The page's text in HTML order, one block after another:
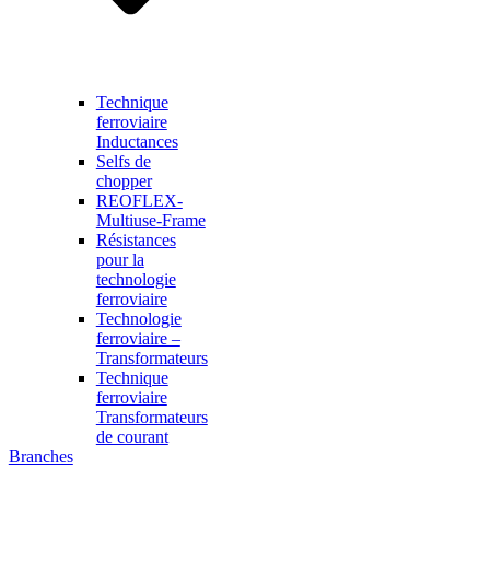
Technique
ferroviaire
Inductances
Selfs de
chopper
REOFLEX-
Multiuse-Frame
Résistances
pour la
technologie
ferroviaire
Technologie
ferroviaire –
Transformateurs
Technique
ferroviaire
Transformateurs
de courant
Branches